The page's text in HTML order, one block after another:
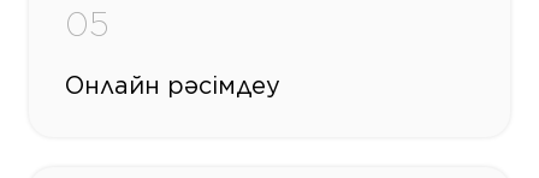
05
Онлайн рәсімдеу